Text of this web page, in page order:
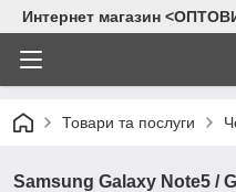
Интернет магазин
Товари та послуги
Samsung Galaxy Note5 /